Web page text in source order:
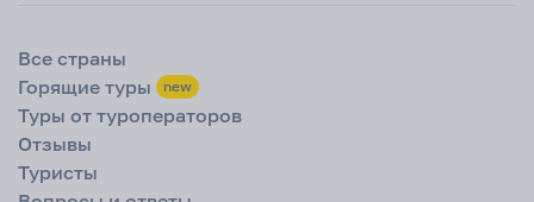
Все страны
Горящие туры
new
Туры от туроператоров
Отзывы
Туристы